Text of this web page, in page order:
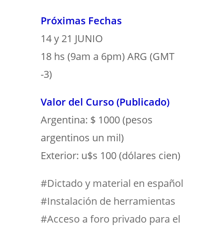
Próximas Fechas
14 y 21 JUNIO
18 hs (9am a 6pm) ARG (GMT
-3)
Valor del Curso (Publicado)
Argentina: $ 1000 (pesos
argentinos un mil)
Exterior: u$s 100 (dólares cien)
#Dictado y material en español
#Instalación de herramientas
#Acceso a foro privado para el